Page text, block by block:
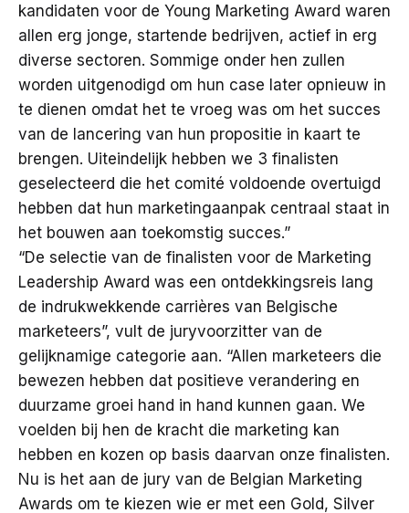
kandidaten voor de Young Marketing Award waren
allen erg jonge, startende bedrijven, actief in erg
diverse sectoren. Sommige onder hen zullen
worden uitgenodigd om hun case later opnieuw in
te dienen omdat het te vroeg was om het succes
van de lancering van hun propositie in kaart te
brengen. Uiteindelijk hebben we 3 finalisten
geselecteerd die het comité voldoende overtuigd
hebben dat hun marketingaanpak centraal staat in
het bouwen aan toekomstig succes.”
“De selectie van de finalisten voor de Marketing
Leadership Award was een ontdekkingsreis lang
de indrukwekkende carrières van Belgische
marketeers”, vult de juryvoorzitter van de
gelijknamige categorie aan. “Allen marketeers die
bewezen hebben dat positieve verandering en
duurzame groei hand in hand kunnen gaan. We
voelden bij hen de kracht die marketing kan
hebben en kozen op basis daarvan onze finalisten.
Nu is het aan de jury van de Belgian Marketing
Awards om te kiezen wie er met een Gold, Silver